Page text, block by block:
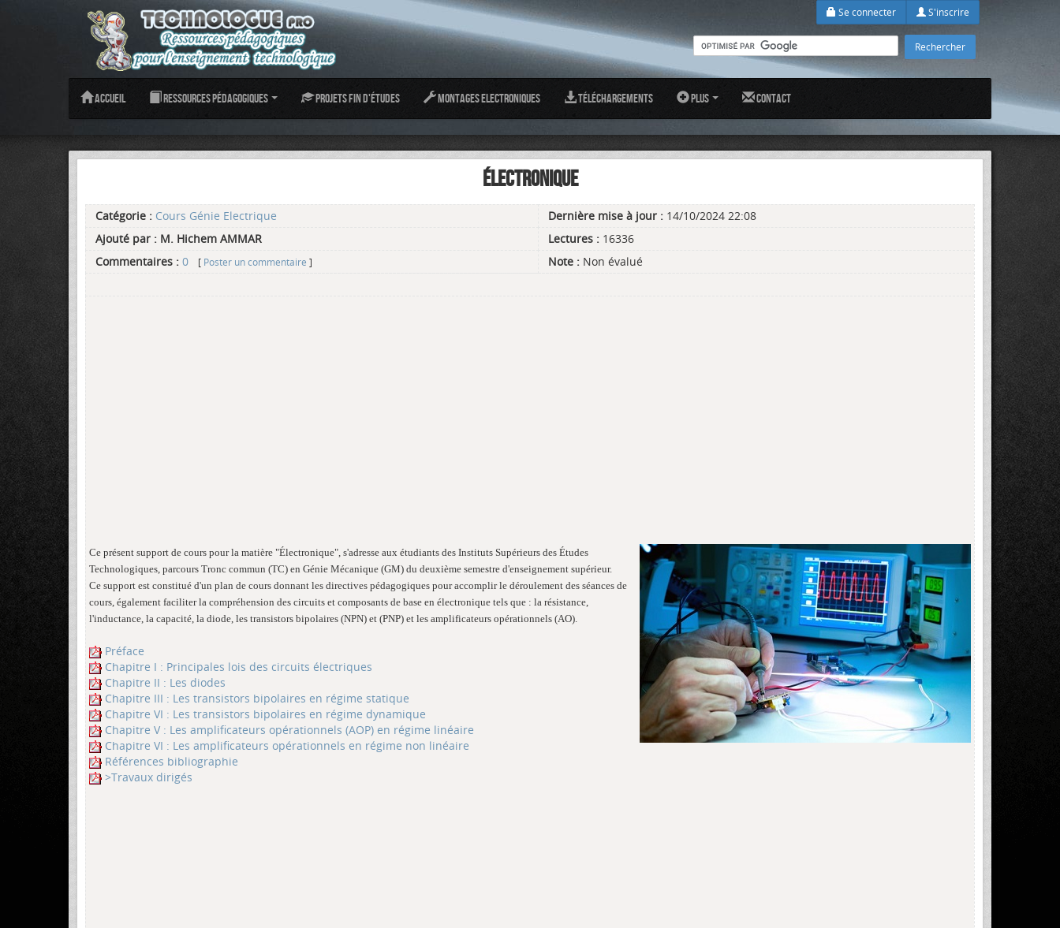
Se connecter S'inscrire
Accueil Ressources pédagogiques Projets fin d'études Montages Electroniques Téléchargements Plus Contact
ÉLECTRONIQUE
Catégorie : Cours Génie Electrique Dernière mise à jour : 14/10/2024 22:08
Ajouté par : M. Hichem AMMAR Lectures : 16336
Commentaires : 0 [ Poster un commentaire ] Note : Non évalué
Ce présent support de cours pour la matière "Électronique", s'adresse aux étudiants des Instituts Supérieurs des Études
Technologiques, parcours Tronc commun (TC) en Génie Mécanique (GM) du deuxième semestre d'enseignement supérieur.
Ce support est constitué d'un plan de cours donnant les directives pédagogiques pour accomplir le déroulement des séances de
cours, également faciliter la compréhension des circuits et composants de base en électronique tels que : la résistance,
l'inductance, la capacité, la diode, les transistors bipolaires (NPN) et (PNP) et les amplificateurs opérationnels (AO).
Préface
Chapitre I : Principales lois des circuits électriques
Chapitre II : Les diodes
Chapitre III : Les transistors bipolaires en régime statique
Chapitre VI : Les transistors bipolaires en régime dynamique
Chapitre V : Les amplificateurs opérationnels (AOP) en régime linéaire
Chapitre VI : Les amplificateurs opérationnels en régime non linéaire
Références bibliographie
>Travaux dirigés